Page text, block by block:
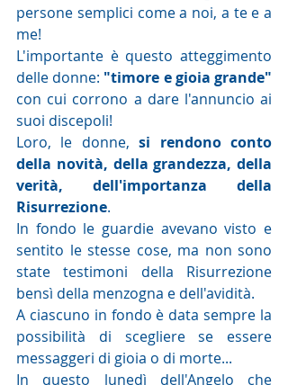
persone semplici come a noi, a te e a
me!
L'importante è questo atteggimento
delle donne: "timore e gioia grande"
con cui corrono a dare l'annuncio ai
suoi discepoli!
Loro, le donne, si rendono conto
della novità, della grandezza, della
verità, dell'importanza della
Risurrezione.
In fondo le guardie avevano visto e
sentito le stesse cose, ma non sono
state testimoni della Risurrezione
bensì della menzogna e dell'avidità.
A ciascuno in fondo è data sempre la
possibilità di scegliere se essere
messaggeri di gioia o di morte...
In questo lunedì dell'Angelo che